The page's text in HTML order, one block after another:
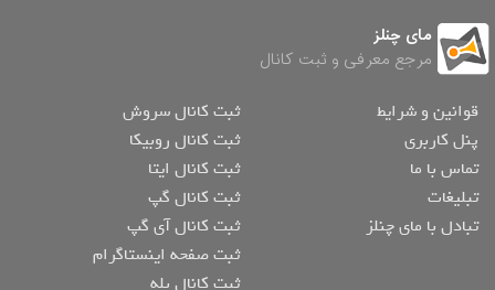
مای چنلز
مرجع معرفی و ثبت کانال
قوانین و شرایط
پنل کاربری
تماس با ما
تبلیغات
تبادل با مای چنلز
ثبت کانال سروش
ثبت کانال روبیکا
ثبت کانال ایتا
ثبت کانال گپ
ثبت کانال آی گپ
ثبت صفحه اینستاگرام
ثبت کانال بله